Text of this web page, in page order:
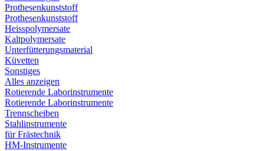
Prothesenkunststoff
Prothesenkunststoff
Heisspolymersate
Kaltpolymersate
Unterfütterungsmaterial
Küvetten
Sonstiges
Alles anzeigen
Rotierende Laborinstrumente
Rotierende Laborinstrumente
Trennscheiben
Stahlinstrumente
für Frästechnik
HM-Instrumente